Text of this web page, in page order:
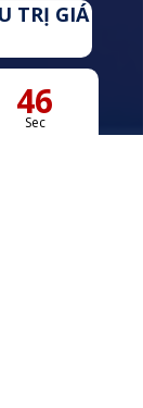
TRỊ GIÁ
45
Sec